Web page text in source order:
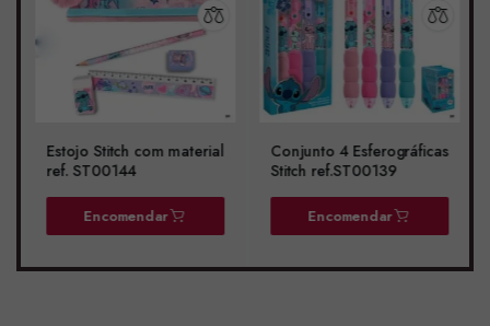
Estojo Stitch com material
ref. ST00144
Encomendar
Conjunto 4 Esferográficas
Stitch ref.ST00139
Encomendar